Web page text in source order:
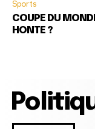
Sports
COUPE DU
HONTE ?